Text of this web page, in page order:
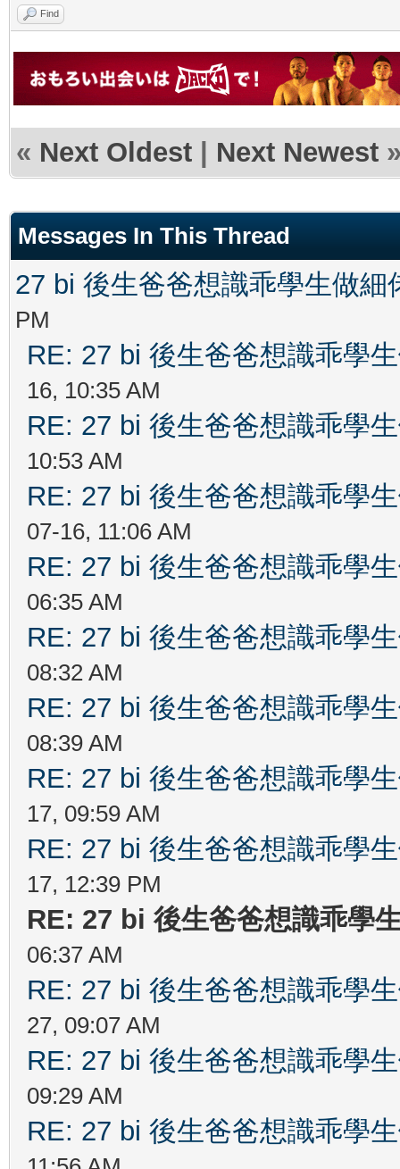
Find
« Next Oldest | Next Newest
Messages In This Thread
27 bi 後生爸爸想識乖學生做細
PM
RE: 27 bi 後生爸爸想識乖學
16, 10:35 AM
RE: 27 bi 後生爸爸想識乖學
10:53 AM
RE: 27 bi 後生爸爸想識乖學
07-16, 11:06 AM
RE: 27 bi 後生爸爸想識乖學
06:35 AM
RE: 27 bi 後生爸爸想識乖學
08:32 AM
RE: 27 bi 後生爸爸想識乖學
08:39 AM
RE: 27 bi 後生爸爸想識乖學
17, 09:59 AM
RE: 27 bi 後生爸爸想識乖學
17, 12:39 PM
RE: 27 bi 後生爸爸想識乖學
06:37 AM
RE: 27 bi 後生爸爸想識乖學
27, 09:07 AM
RE: 27 bi 後生爸爸想識乖學
09:29 AM
RE: 27 bi 後生爸爸想識乖學